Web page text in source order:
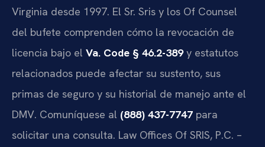
Virginia desde 1997. El Sr. Sris y los Of Counsel
del bufete comprenden cómo la revocación de
licencia bajo el Va. Code § 46.2-389y estatutos
relacionados puede afectar su sustento, sus
primas de seguro y su historial de manejo ante el
DMV. Comuníquese al (888) 437-7747 para
solicitar una consulta. Law Offices Of SRIS, P.C. –